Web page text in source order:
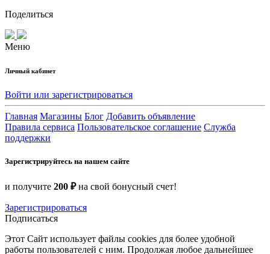
Поделиться
Меню
Личный кабинет
Войти или зарегистрироваться
Главная Магазины Блог Добавить объявление
Правила сервиса Пользовательское соглашение Служба
поддержки
Зарегистрируйтесь на нашем сайте
и получите 200 ₽на свой бонусный счет!
Зарегистрироваться
Подписаться
Этот Сайт использует файлы cookies для более удобной
работы пользователей с ним. Продолжая любое дальнейшее